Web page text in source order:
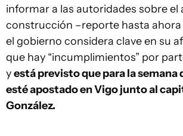
informar a las autoridades sobre el
construcción –reporte hasta ahora
el gobierno considera clave en su
que hay “incumplimientos” por
yestá previsto que para la semana
esté apostado en Vigo junto al
González.